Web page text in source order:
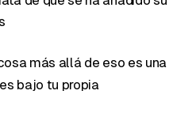
más allá de eso es una
bajo tu propia